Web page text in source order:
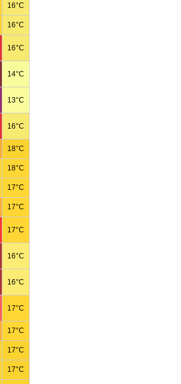
16°C
16°C
16°C
14°C
13°C
16°C
18°C
18°C
17°C
17°C
17°C
16°C
16°C
17°C
17°C
17°C
17°C